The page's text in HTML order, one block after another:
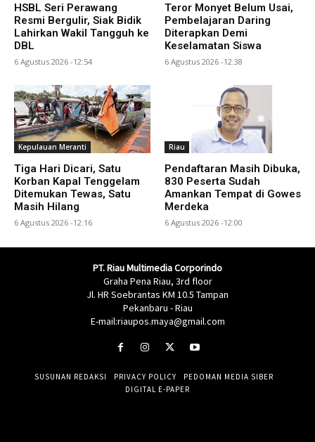
HSBL Seri Perawang
Resmi Bergulir, Siak Bidik
Lahirkan Wakil Tangguh ke
DBL
6 Agustus 2026 -12:54
Teror Monyet Belum Usai,
Pembelajaran Daring
Diterapkan Demi
Keselamatan Siswa
6 Agustus 2026 -12:38
Kepulauan Meranti
Tiga Hari Dicari, Satu
Korban Kapal Tenggelam
Ditemukan Tewas, Satu
Masih Hilang
6 Agustus 2026 -12:16
Riau
Pendaftaran Masih Dibuka,
830 Peserta Sudah
Amankan Tempat di Gowes
Merdeka
6 Agustus 2026 -12:00
PT. Riau Multimedia Corporindo
Graha Pena Riau, 3rd floor
Jl. HR Soebrantas KM 10.5 Tampan
Pekanbaru - Riau
E-mail:riaupos.maya@gmail.com
SUSUNAN REDAKSI PRIVACY POLICY
PEDOMAN MEDIA SIBER
DIGITAL E-PAPER